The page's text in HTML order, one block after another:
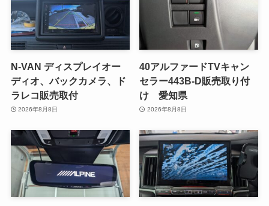
N-VAN ディスプレイオー
ディオ、バックカメラ、ド
ラレコ販売取付
2026年8月8日
40アルファードTVキャン
セラー443B-D販売取り付
け 愛知県
2026年8月8日